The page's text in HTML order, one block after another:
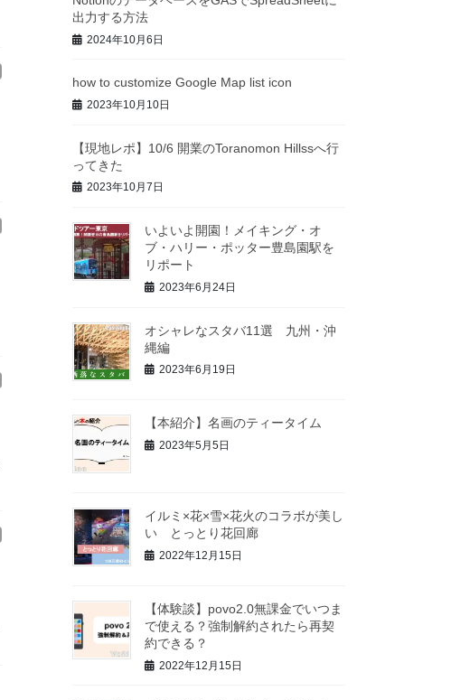
出力する方法
2024年10月6日
how to customize Google Map list icon
2023年10月10日
【現地レポ】10/6 開業のToranomon Hillssへ行
ってきた
2023年10月7日
いよいよ開園！メイキング・オ
ブ・ハリー・ポッター豊島園駅を
リポート
2023年6月24日
オシャレなスタバ11選 九州・沖
縄編
2023年6月19日
【本紹介】名画のティータイム
2023年5月5日
イルミ×花×雪×花火のコラボが美し
い とっとり花回廊
2022年12月15日
【体験談】povo2.0無課金でいつま
で使える？強制解約されたら再契
約できる？
2022年12月15日